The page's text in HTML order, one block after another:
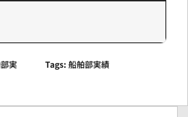
実
Tags: 船舶部実績